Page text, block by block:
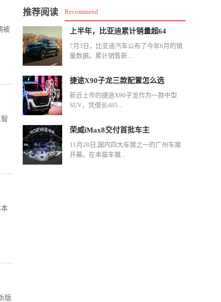
被
版
推荐阅读 Recommend
上半年，比亚迪累计销量超64
7月3日，比亚迪汽车公布了今年6月的销
量数据。累计销售新...
捷途X90子龙三款配置怎么选
新近上市的捷途X90子龙作为一款中型
SUV，凭借长485...
荣威iMax8交付首批车主
11月20日,国内四大车展之一的广州车展
开幕。在本届车展...